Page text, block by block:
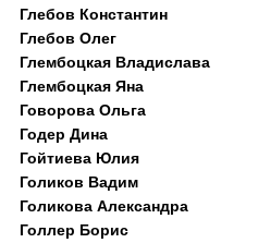
Глебов Константин
Глебов Олег
Глембоцкая Владислава
Глембоцкая Яна
Говорова Ольга
Годер Дина
Гойтиева Юлия
Голиков Вадим
Голикова Александра
Голлер Борис